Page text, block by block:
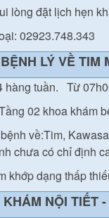
lòng đặt lịch hẹn
02923.748.343
LÝ VỀ TIM
hàng tuần. Từ
02 khoa khám
về:Tim,
chưa có chỉ định
khớp dạng thấp
KHÁM NỘI TIẾT